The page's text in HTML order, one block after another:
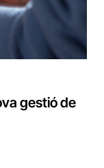
gestió de